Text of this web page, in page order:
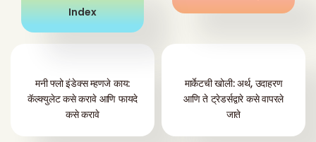
मनी फ्लो इंडेक्स म्हणजे काय:
कॅल्क्युलेट कसे करावे आणि फायदे
कसे करावे
मार्केटची खोली: अर्थ, उदाहरण
आणि ते ट्रेडर्सद्वारे कसे वापरले
जाते